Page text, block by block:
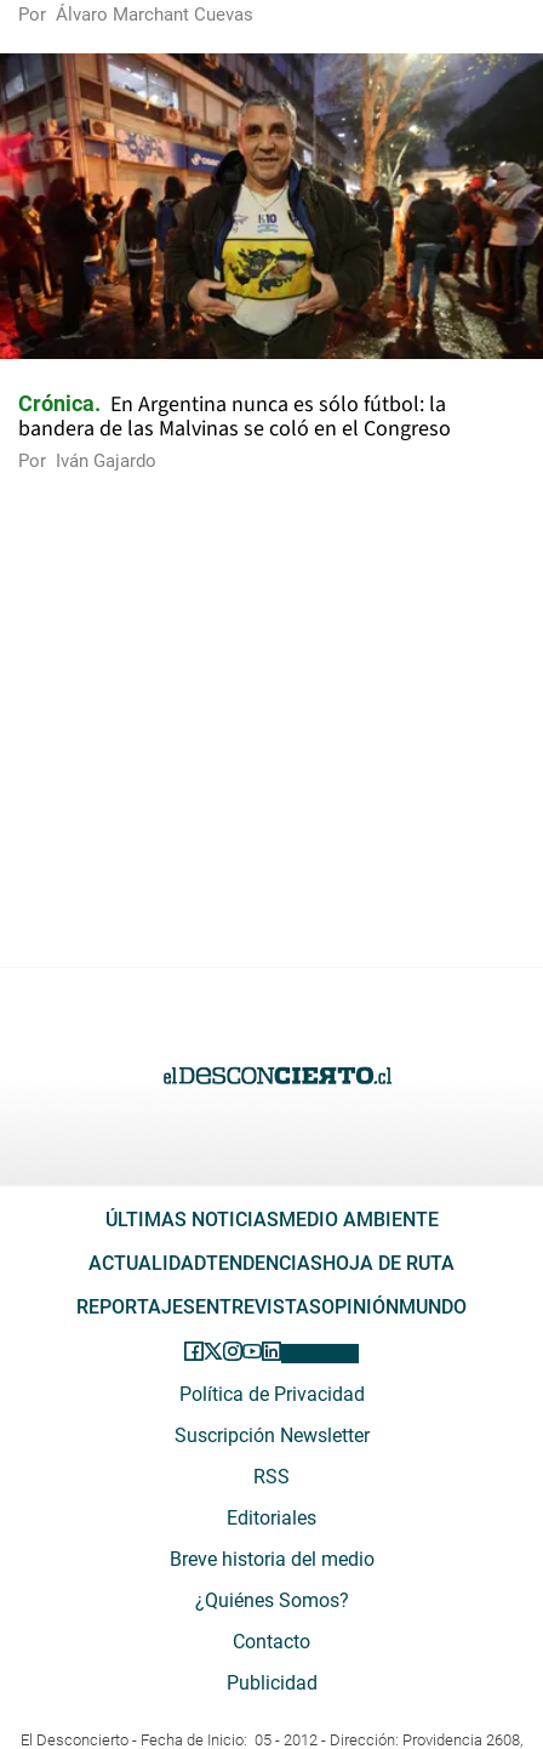
Por Álvaro Marchant Cuevas
Crónica
En Argentina nunca es sólo fútbol: la
bandera de las Malvinas se coló en el Congreso
Por Iván Gajardo
ÚLTIMAS NOTICIAS MEDIO AMBIENTE
ACTUALIDADTENDENCIAS HOJA DE RUTA
REPORTAJES ENTREVISTASOPINIÓN MUNDO
Política de Privacidad
Suscripción Newsletter
RSS
Editoriales
Breve historia del medio
¿Quiénes Somos?
Contacto
Publicidad
El Desconcierto - Fecha de Inicio: 05 - 2012 - Dirección: Providencia 2608,